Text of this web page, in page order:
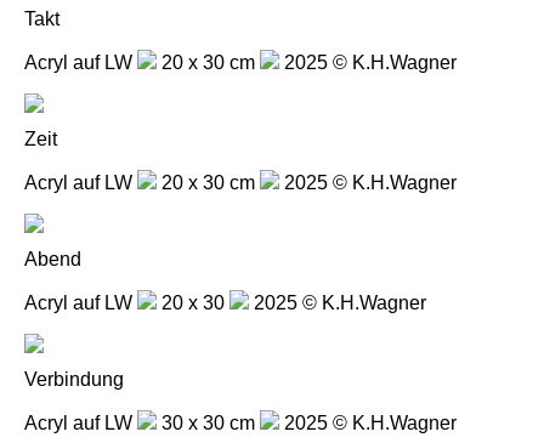
Takt
Acryl auf LW 20 x 30 cm 2025 © K.H.Wagner
Zeit
Acryl auf LW 20 x 30 cm 2025 © K.H.Wagner
Abend
Acryl auf LW 20 x 30 2025 © K.H.Wagner
Verbindung
Acryl auf LW 30 x 30 cm 2025 © K.H.Wagner